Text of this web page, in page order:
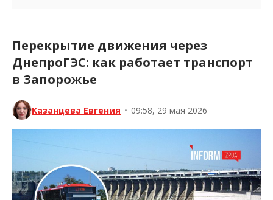
Перекрытие движения через
ДнепроГЭС: как работает транспорт
в Запорожье
Казанцева Евгения • 09:58, 29 мая 2026